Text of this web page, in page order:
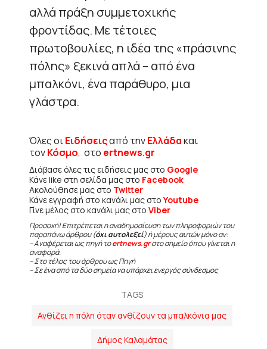
αλλά πράξη συμμετοχικής
φροντίδας. Με τέτοιες
πρωτοβουλίες, η ιδέα της «πράσινης
πόλης» ξεκινά απλά – από ένα
μπαλκόνι, ένα παράθυρο, μια
γλάστρα.
Όλες οιΕιδήσειςαπό τηνΕλλάδακαι
τονΚόσμο, στο ertnews.gr
Διάβασε όλες τις ειδήσεις μας στο Google
Κάνε like στη σελίδα μας στο Facebook
Ακολούθησε μας στο Twitter
Κάνε εγγραφή στο κανάλι μας στοYoutube
Γίνε μέλος στο κανάλι μας στο Viber
Προσοχή! Επιτρέπεται η αναδημοσίευση των πληροφοριών του
παραπάνω άρθρου (όχι αυτολεξεί) ή μέρους αυτών μόνο αν:
– Αναφέρεται ως πηγή τοertnews.grστο σημείο όπου γίνεται η
αναφορά.
– Στο τέλος του άρθρου ως Πηγή
– Σε ένα από τα δύο σημεία να υπάρχει ενεργός σύνδεσμος
TAGS
Ανθίζει η πόλη όταν ανθίζουν τα μπαλκόνια μας
Δήμος Καλαμάτας